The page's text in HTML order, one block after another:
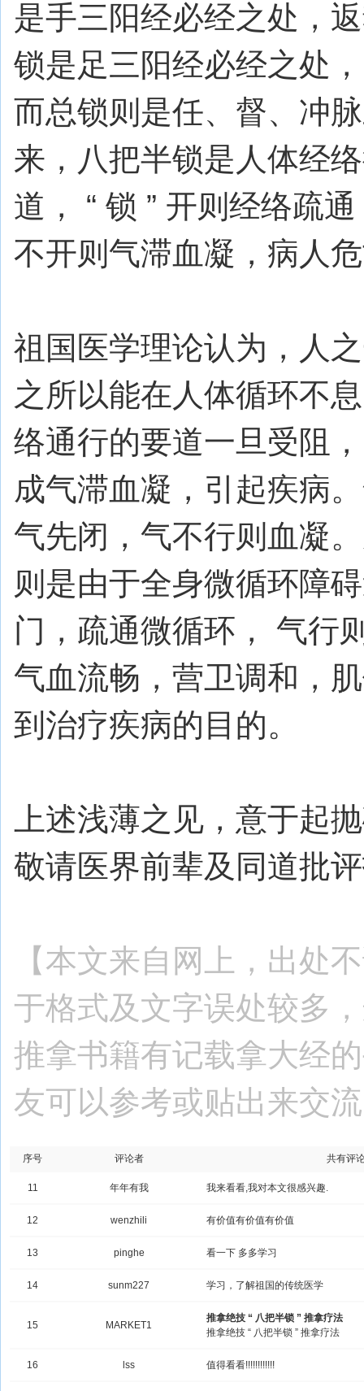
是手三阳经必经之处，
锁是足三阳经必经之处
而总锁则是任、督、冲
来，八把半锁是人体经
道， “ 锁 ” 开则经络疏
不开则气滞血凝，病人
祖国医学理论认为，人
之所以能在人体循环不
络通行的要道一旦受阻
成气滞血凝，引起疾病
气先闭，气不行则血凝
则是由于全身微循环障
门，疏通微循环， 气行
气血流畅，营卫调和，
到治疗疾病的目的。
上述浅薄之见，意于起
敬请医界前辈及同道批
【本文来自网上，出处
于格式及文字误处较多
推拿书籍有记载拿大经
友可以参考或贴出来交
序号 评论者 共有评
11 年年有我 我来看看,我对本文很感兴趣.
12 wenzhili 有价值有价值有价值
13 pinghe 看一下 多多学习
14 sunm227 学习，了解祖国的传统医学
15 MARKET1
推拿绝技 “ 八把半锁 ” 推拿疗法
推拿绝技 “ 八把半锁 ” 推拿疗法
16 lss 值得看看!!!!!!!!!!!!